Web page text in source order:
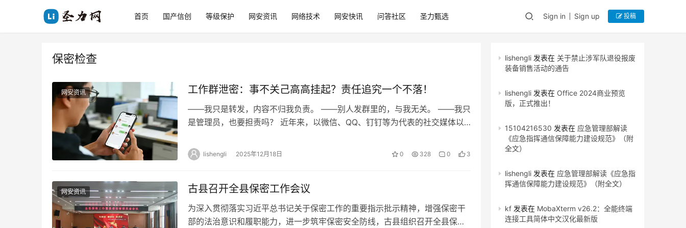
首页 国产信创 等级保护 网安资讯 网络技术 网安快讯 问答社区 圣力甄选 Sign in Sign up 投稿
保密检查
网安资讯 工作群泄密：事不关己高高挂起？责任追究一个不落！
——我只是转发，内容不归我负责。 ——别人发群里的，与我无关。 ——我只
是管理员，也要担责吗？ 近年来，以微信、QQ、钉钉等为代表的社交媒体以
lishengli 2025年12月18日 0 328 0 3
网安资讯 古县召开全县保密工作会议
为深入贯彻落实习近平总书记关于保密工作的重要指示批示精神，增强保密干
部的法治意识和履职能力，进一步筑牢保密安全防线，古县组织召开全县保密
lishengli 发表在 关于禁止涉军队退役报废
装备销售活动的通告
lishengli 发表在 Office 2024商业预览
版，正式推出！
15104216530 发表在 应急管理部解读
《应急指挥通信保障能力建设规范》（附
全文）
lishengli 发表在 应急管理部解读《应急指
挥通信保障能力建设规范》（附全文）
kf 发表在 MobaXterm v26.2：全能终端
连接工具简体中文汉化最新版